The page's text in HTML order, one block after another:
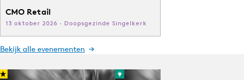
CMO Retail
13 oktober 2026 · Doopsgezinde Singelkerk
Bekijk alle evenementen